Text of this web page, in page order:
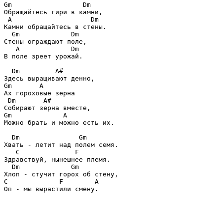
Gm                  Dm
Обращайтесь гири в камни,
A                    Dm
Камни обращайтесь в стены.
Gm             Dm
Стены ограждают поле,
A             Dm
В поле зреет урожай.
Dm         A#
Gm       A
Ах гороховые зерна
Dm       A#
Gm             A
Можно брать и можно есть их.
Dm               Gm
Хвать - летит над полем семя.
C              F
Здравствуй, нынешнее племя.
Dm             Gm
C             F        A
Оп - мы вырастили смену.